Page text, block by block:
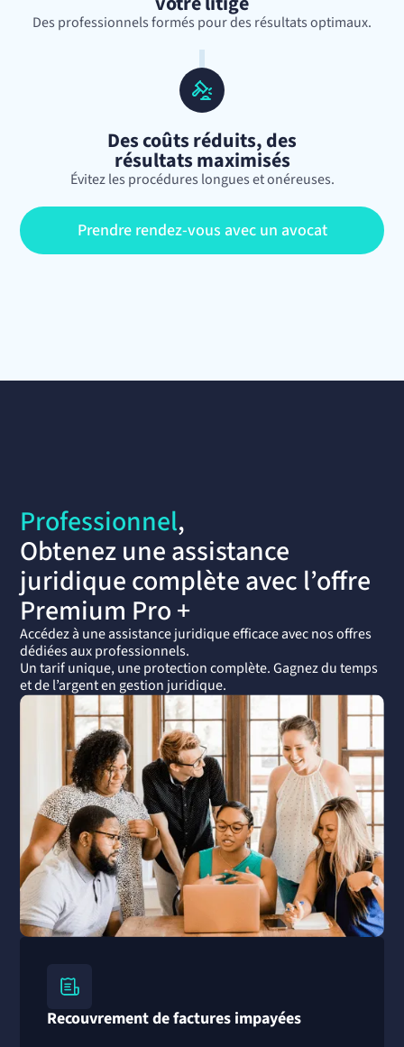
Des professionnels formés pour des résultats optimaux.
Des coûts réduits, des
résultats maximisés
Évitez les procédures longues et onéreuses.
Prendre rendez-vous avec un avocat
Professionnel,
Obtenez une assistance
juridique complète avec l’offre
Premium Pro +
Accédez à une assistance juridique efficace avec nos offres
dédiées aux professionnels.
Un tarif unique, une protection complète. Gagnez du temps
et de l’argent en gestion juridique.
Recouvrement de factures impayées